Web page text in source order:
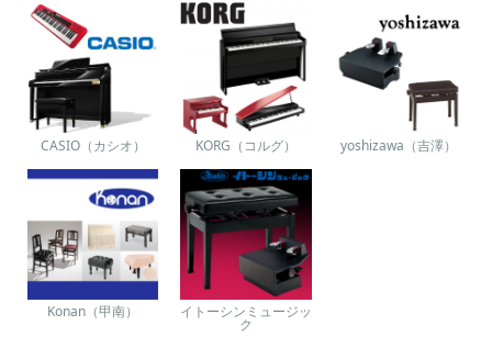
CASIO（カシオ） KORG（コルグ） yoshizawa（吉澤）
Konan（甲南） イトーシンミュージッ
ク